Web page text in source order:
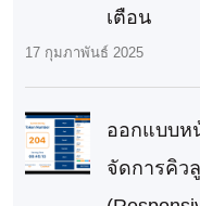
เตือน
17 กุมภาพันธ์ 2025
ออกแบบห
จัดการคิว